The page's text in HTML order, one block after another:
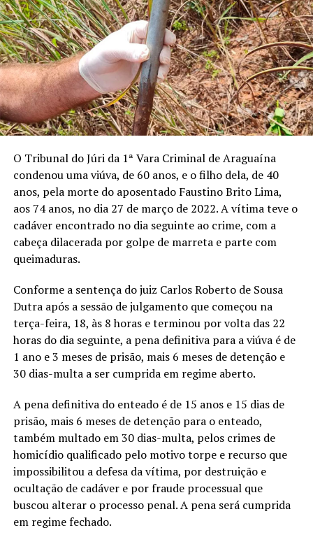
O Tribunal do Júri da 1ª Vara Criminal de Araguaína
condenou uma viúva, de 60 anos, e o filho dela, de 40
anos, pela morte do aposentado Faustino Brito Lima,
aos 74 anos, no dia 27 de março de 2022. A vítima teve o
cadáver encontrado no dia seguinte ao crime, com a
cabeça dilacerada por golpe de marreta e parte com
queimaduras.
Conforme a sentença do juiz Carlos Roberto de Sousa
Dutra após a sessão de julgamento que começou na
terça-feira, 18, às 8 horas e terminou por volta das 22
horas do dia seguinte, a pena definitiva para a viúva é de
1 ano e 3 meses de prisão, mais 6 meses de detenção e
30 dias-multa a ser cumprida em regime aberto.
A pena definitiva do enteado é de 15 anos e 15 dias de
prisão, mais 6 meses de detenção para o enteado,
também multado em 30 dias-multa, pelos crimes de
homicídio qualificado pelo motivo torpe e recurso que
impossibilitou a defesa da vítima, por destruição e
ocultação de cadáver e por fraude processual que
buscou alterar o processo penal. A pena será cumprida
em regime fechado.